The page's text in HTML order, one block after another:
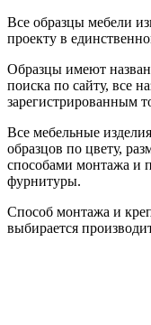
Все образцы мебели
проекту в
Образцы имеют
поиска по сайту, все
зарегистрированным
Все мебельные
образцов по цвету,
способами монтажа и
фурнитуры.
Способ монтажа и
выбирается